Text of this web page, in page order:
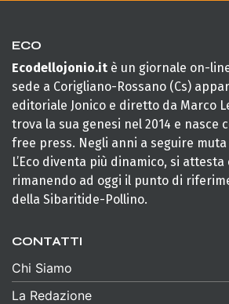
ECO
Ecodellojonio.it è un giornale on-
sede a Corigliano-Rossano (Cs)
editoriale Jonico e diretto da Marco
trova la sua genesi nel 2014 e nasce
free press. Negli anni a seguire
L’Eco diventa più dinamico, si
rimanendo ad oggi il punto di
della Sibaritide-Pollino.
CONTATTI
Chi Siamo
La Redazione